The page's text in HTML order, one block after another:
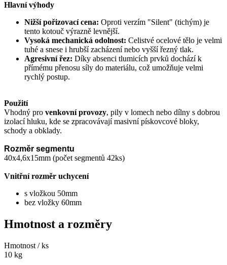
Hlavní výhody
Nižší pořizovací cena: Oproti verzím "Silent" (tichým) je
tento kotouč výrazně levnější.
Vysoká mechanická odolnost: Celistvé ocelové tělo je velmi
tuhé a snese i hrubší zacházení nebo vyšší řezný tlak.
Agresivní řez: Díky absenci tlumicích prvků dochází k
přímému přenosu síly do materiálu, což umožňuje velmi
rychlý postup.
Použití
Vhodný pro venkovní provozy, pily v lomech nebo dílny s dobrou
izolací hluku, kde se zpracovávají masivní pískovcové bloky,
schody a obklady.
Rozměr segmentu
40x4,6x15mm (počet segmentů 42ks)
Vnitřní rozměr uchycení
s vložkou 50mm
bez vložky 60mm
Hmotnost a rozměry
Hmotnost / ks
10 kg